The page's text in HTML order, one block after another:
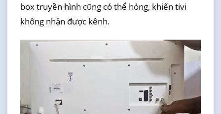
box truyền hình cũng có thể hỏng, khiến tivi
không nhận được kênh.